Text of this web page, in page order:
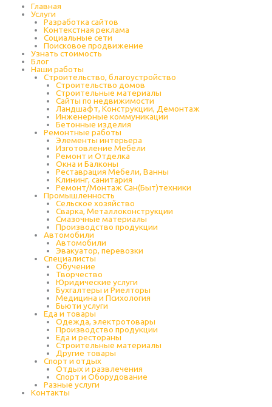
Главная
Услуги
Разработка сайтов
Контекстная реклама
Социальные сети
Поисковое продвижение
Узнать стоимость
Блог
Наши работы
Строительство, благоустройство
Строительство домов
Строительные материалы
Сайты по недвижимости
Ландшафт, Конструкции, Демонтаж
Инженерные коммуникации
Бетонные изделия
Ремонтные работы
Элементы интерьера
Изготовление Мебели
Ремонт и Отделка
Окна и Балконы
Реставрация Мебели, Ванны
Клининг, санитария
Ремонт/Монтаж Сан(Быт)техники
Промышленность
Cельское хозяйство
Сварка, Металлоконструкции
Cмазочные материалы
Производство продукции
Автомобили
Автомобили
Эвакуатор, перевозки
Специалисты
Обучение
Творчество
Юридические услуги
Бухгалтеры и Риелторы
Медицина и Психология
Бьюти услуги
Еда и товары
Одежда, электротовары
Производство продукции
Еда и рестораны
Строительные материалы
Другие товары
Спорт и отдых
Отдых и развлечения
Спорт и Оборудование
Разные услуги
Контакты